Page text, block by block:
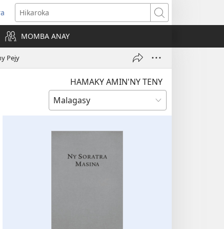
Hikaroka
MOMBA ANAY
Pejy
HAMAKY AMIN'NY TENY